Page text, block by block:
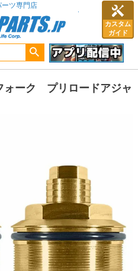
カスタム
ガイド
ツ専門店
ーク プリロードアジャ